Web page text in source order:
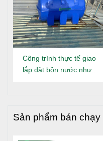
Trong suốt quá
mắc, quý khách
kịp thời giải quyết sự
Cam kết: Chính
100% giá trị đơn
hãng.
hành - Giá
Công trình thực tế giao
lắp đặt bồn nước nhựa
Sản phẩm bán chạy